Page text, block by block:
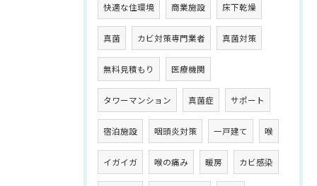
快適な住環境 商業施設 床下乾燥
真菌 カビ対策専門業者 真菌対策
無料見積もり 医療機関
タワーマンション 真菌症 サポート
宿泊施設 咽頭炎対策 一戸建て 喉
イガイガ 喉の痛み 暖房 カビ感染